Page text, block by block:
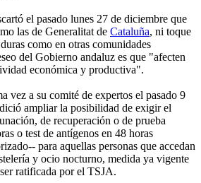
el pasado lunes 27 de diciembre que
las de Generalitat de Cataluña, ni toque
como en otras comunidades
del Gobierno andaluz es que "afecten
económica y productiva".
vez a su comité de expertos el pasado 9
ampliar la posibilidad de exigir el
de recuperación o de prueba
o test de antígenos en 48 horas
para aquellas personas que accedan
y ocio nocturno, medida ya vigente
ratificada por el TSJA.